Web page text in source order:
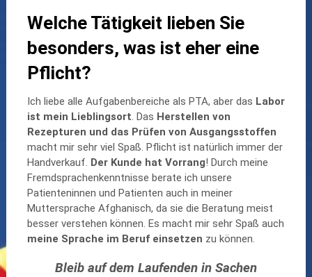
Welche Tätigkeit lieben Sie
besonders, was ist eher eine
Pflicht?
Ich liebe alle Aufgabenbereiche als PTA, aber das Labor
ist mein Lieblingsort. Das Herstellen von
Rezepturen und das Prüfen von Ausgangsstoffen
macht mir sehr viel Spaß. Pflicht ist natürlich immer der
Handverkauf. Der Kunde hat Vorrang! Durch meine
Fremdsprachenkenntnisse berate ich unsere
Patienteninnen und Patienten auch in meiner
Muttersprache Afghanisch, da sie die Beratung meist
besser verstehen können. Es macht mir sehr Spaß auch
meine Sprache im Beruf einsetzen zu können.
Bleib auf dem Laufenden in Sachen